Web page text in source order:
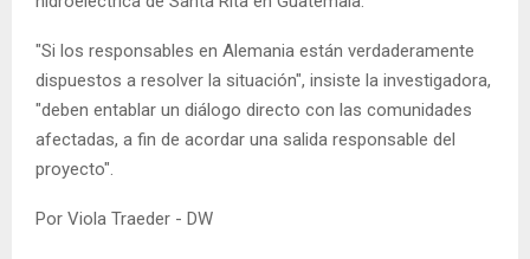
"Si los responsables en Alemania están verdaderamente
dispuestos a resolver la situación", insiste la investigadora,
"deben entablar un diálogo directo con las comunidades
afectadas, a fin de acordar una salida responsable del
proyecto".
Por Viola Traeder - DW